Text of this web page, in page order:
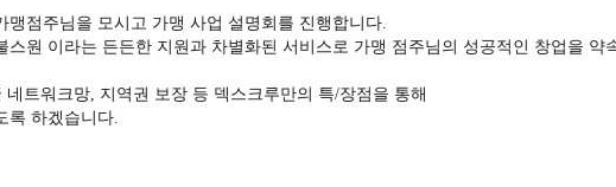
맹점주님을 모시고 가맹 사업 설명회를 진행합니다.
스원 이라는 든든한 지원과 차별화된 서비스로 가맹 점주님의 성공적인 창업을 약
트워크망, 지역권 보장 등 덱스크루만의 특/장점을 통해
록 하겠습니다.